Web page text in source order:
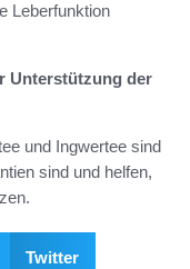
Leberfunktion
Unterstützung der
und Ingwertee sind
sind und helfen,
Twitter